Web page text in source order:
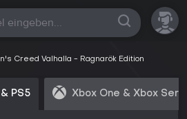
Creed Valhalla - Ragnarök Edition
PS5 Xbox One & Xbox